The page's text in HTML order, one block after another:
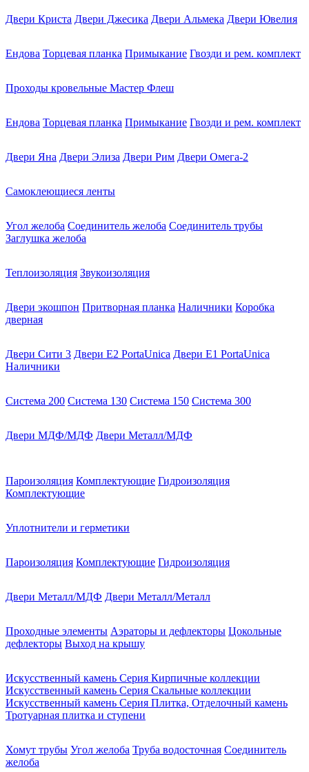
Двери Криста Двери Джесика Двери Альмека Двери Ювелия
Ендова Торцевая планка Примыкание Гвозди и рем. комплект
Проходы кровельные Мастер Флеш
Ендова Торцевая планка Примыкание Гвозди и рем. комплект
Двери Яна Двери Элиза Двери Рим Двери Омега-2
Самоклеющиеся ленты
Угол желоба Соединитель желоба Соединитель трубы
Заглушка желоба
Теплоизоляция Звукоизоляция
Двери экошпон Притворная планка Наличники Коробка
дверная
Двери Сити 3 Двери E2 PortaUnica Двери E1 PortaUnica
Наличники
Система 200 Система 130 Система 150 Система 300
Двери МДФ/МДФ Двери Металл/МДФ
Пароизоляция Комплектующие Гидроизоляция
Комплектующие
Уплотнители и герметики
Пароизоляция Комплектующие Гидроизоляция
Двери Металл/МДФ Двери Металл/Металл
Проходные элементы Аэраторы и дефлекторы Цокольные
дефлекторы Выход на крышу
Искусственный камень Серия Кирпичные коллекции
Искусственный камень Серия Скальные коллекции
Искусственный камень Серия Плитка, Отделочный камень
Тротуарная плитка и ступени
Хомут трубы Угол желоба Труба водосточная Соединитель
желоба